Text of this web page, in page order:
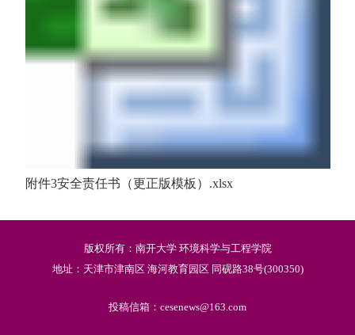
附件3安全责任书（更正版模板）.xlsx
版权所有：南开大学 环境科学与工程学院
地址：天津市津南区 海河教育园区 同砚路38号(300350)
投稿信箱：cesenews@163.com